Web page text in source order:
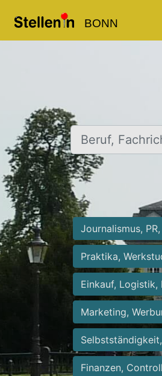
BONN
Beruf, Fachrichtung,
Journalismus,
Praktika,
Einkauf,
Marketing,
Finanzen,